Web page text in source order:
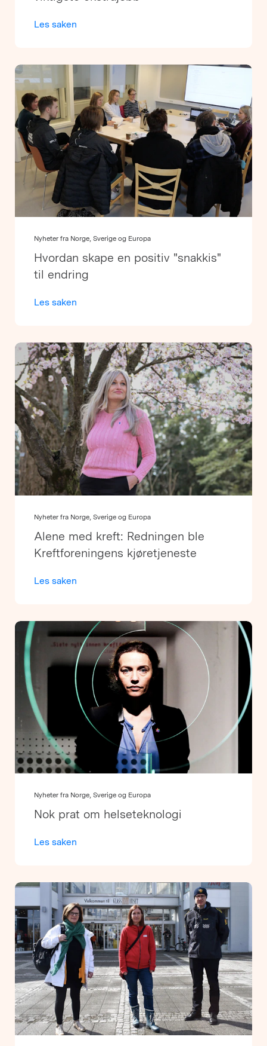
Les saken
Nyheter fra Norge, Sverige og Europa
Hvordan skape en positiv "snakkis"
til endring
Les saken
Nyheter fra Norge, Sverige og Europa
Alene med kreft: Redningen ble
Kreftforeningens kjøretjeneste
Les saken
Nyheter fra Norge, Sverige og Europa
Nok prat om helseteknologi
Les saken